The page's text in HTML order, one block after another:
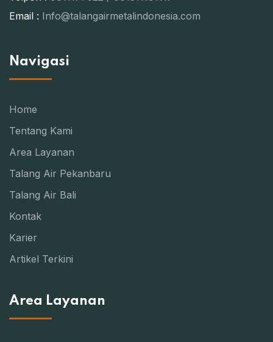
Email : Info@talangairmetalindonesia.com
Navigasi
Home
Tentang Kami
Area Layanan
Talang Air Pekanbaru
Talang Air Bali
Kontak
Karier
Artikel Terkini
Area Layanan